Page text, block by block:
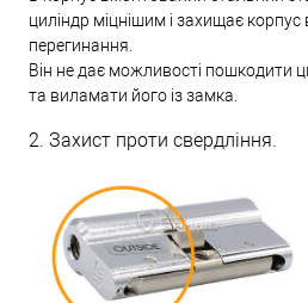
циліндр міцнішим і захищає
перегинання.
Він не дає можливості пошкодити
та виламати його із замка.
2. Захист проти свердління.